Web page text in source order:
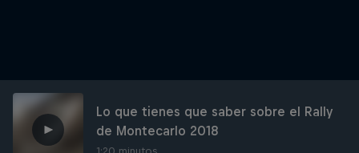
Lo que tienes que saber sobre el Rally
de Montecarlo 2018
1:20 minutos